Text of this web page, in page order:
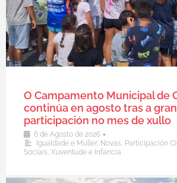
O Campamento Municipal de
continúa en agosto tras a gran
participación no mes de xullo
6 de Agosto de 2026 •
Igualdade e Muller, Novas, Participación
Sociais, Xuventude e Infancia